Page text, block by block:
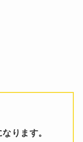
ります。